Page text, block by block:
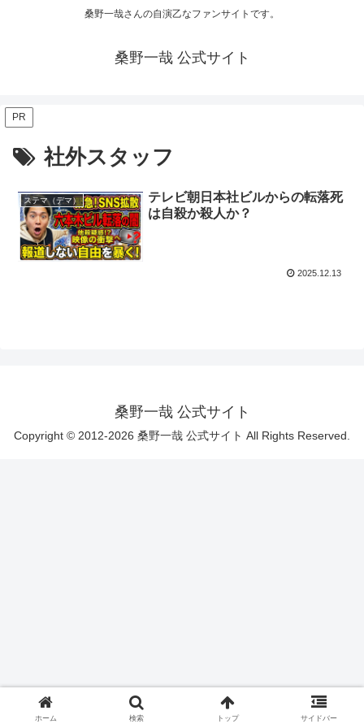
桑野一哉さんの自演乙なファンサイトです。
桑野一哉 公式サイト
PR
社外スタッフ
ステマ（デマ）
テレビ朝日本社ビルからの転落死
は自殺か殺人か？
2025.12.13
桑野一哉 公式サイト
Copyright © 2012-2026 桑野一哉 公式サイト All Rights Reserved.
ホーム 検索 トップ サイドバー